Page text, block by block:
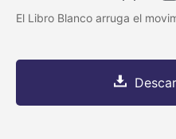
El Libro Blanco arruga el